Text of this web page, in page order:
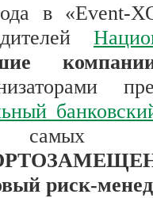
в «Event-
риск-